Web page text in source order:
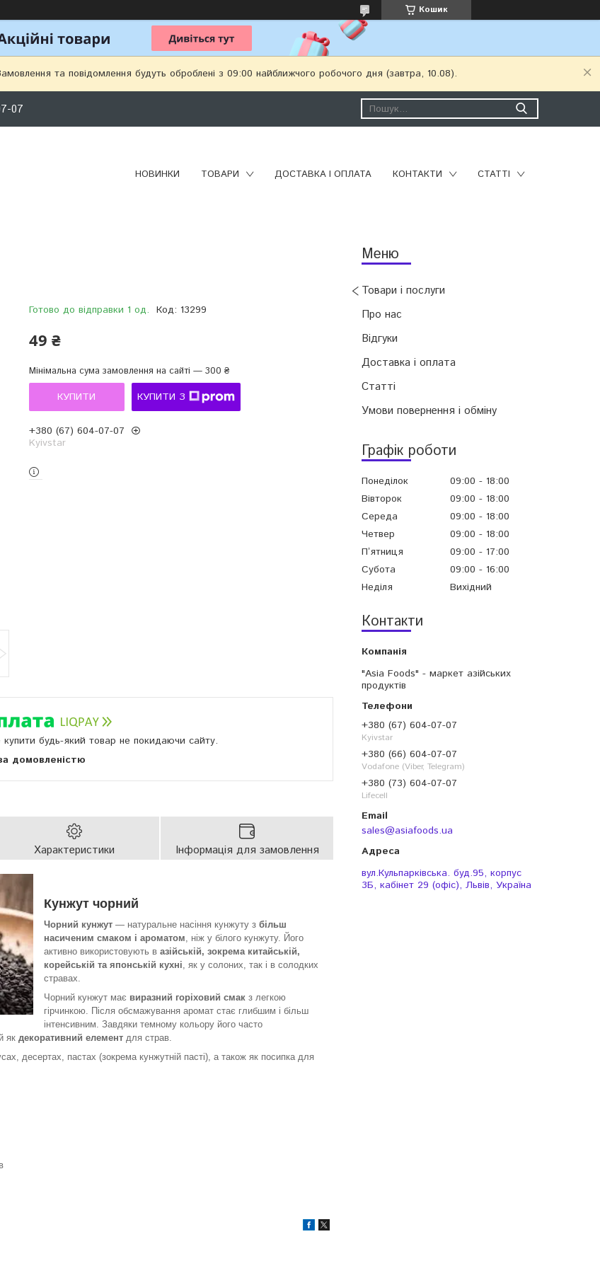
Кошик
та повідомлення будуть оброблені з 09:00 найближчого робочого дня (завтра, 10.08).
07
НОВИНКИ ТОВАРИ ДОСТАВКА І ОПЛАТА КОНТАКТИ СТАТТІ
Товари і послуги
Про нас
Відгуки
Доставка і оплата
Статті
Умови повернення і обміну
Графік роботи
Понеділок 09:00
18:00
Вівторок
09:00
18:00
Середа
09:00
18:00
Четвер
09:00
18:00
Пʼятниця
09:00
17:00
Субота
09:00
16:00
Неділя
Вихідний
Контакти
"Asia Foods" - маркет азійських
продуктів
+380 (67) 604-07-07
Kyivstar
+380 (66) 604-07-07
Vodafone (Viber, Telegram)
+380 (73) 604-07-07
Lifecell
sales@asiafoods.ua
вул.Кульпарківська. буд.95, корпус
3Б, кабінет 29 (офіс), Львів, Україна
Готово до відправки 1 од. Код: 13299
49 ₴
Мінімальна сума замовлення на сайті — 300 ₴
КУПИТИ КУПИТИ З
+380 (67) 604-07-07
Kyivstar
купити будь-який товар не покидаючи сайту.
домовленістю
Характеристики Інформація для замовлення
Кунжут чорний
Чорний кунжут — натуральне насіння кунжуту з більш
насиченим смаком і ароматом, ніж у білого кунжуту. Його
активно використовують в азійській, зокрема китайській,
корейській та японській кухні, як у солоних, так і в солодких
стравах.
Чорний кунжут має виразний горіховий смак з легкою
гірчинкою. Після обсмажування аромат стає глибшим і більш
інтенсивним. Завдяки темному кольору його часто
як декоративний елемент для страв.
десертах, пастах (зокрема кунжутній пасті), а також як посипка для